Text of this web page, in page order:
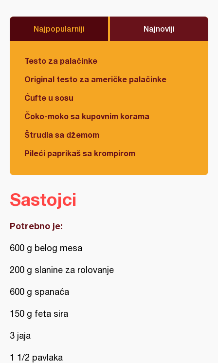
Najpopularniji Najnoviji
Testo za palačinke
Original testo za američke palačinke
Ćufte u sosu
Čoko-moko sa kupovnim korama
Štrudla sa džemom
Pileći paprikaš sa krompirom
Sastojci
Potrebno je:
600 g belog mesa
200 g slanine za rolovanje
600 g spanaća
150 g feta sira
3 jaja
1 1/2 pavlaka